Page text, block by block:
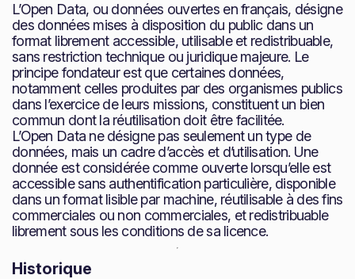
L’Open Data, ou données ouvertes en français, désigne
des données mises à disposition du public dans un
format librement accessible, utilisable et redistribuable,
sans restriction technique ou juridique majeure. Le
principe fondateur est que certaines données,
notamment celles produites par des organismes publics
dans l’exercice de leurs missions, constituent un bien
commun dont la réutilisation doit être facilitée.
L’Open Data ne désigne pas seulement un type de
données, mais un cadre d’accès et d’utilisation. Une
donnée est considérée comme ouverte lorsqu’elle est
accessible sans authentification particulière, disponible
dans un format lisible par machine, réutilisable à des fins
commerciales ou non commerciales, et redistribuable
librement sous les conditions de sa licence.
Historique